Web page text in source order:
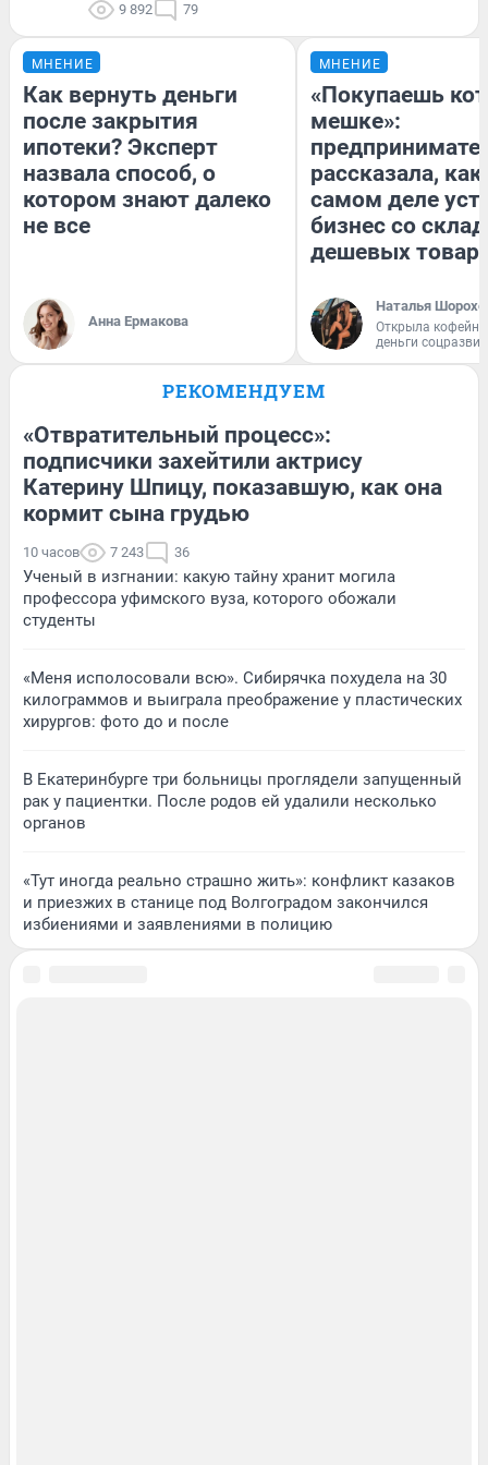
9 892 79
МНЕНИЕ
Как вернуть деньги
после закрытия
ипотеки? Эксперт
назвала способ, о
котором знают далеко
не все
Анна Ермакова
МНЕНИЕ
«Покупаешь
мешке»:
рассказала, как
самом деле
бизнес со
дешевых
Наталья
Открыла
деньги
РЕКОМЕНДУЕМ
«Отвратительный процесс»:
подписчики захейтили актрису
Катерину Шпицу, показавшую, как она
кормит сына грудью
10 часов 7 243 36
Ученый в изгнании: какую тайну хранит могила
профессора уфимского вуза, которого обожали
студенты
«Меня исполосовали всю». Сибирячка похудела на 30
килограммов и выиграла преображение у пластических
хирургов: фото до и после
В Екатеринбурге три больницы проглядели запущенный
рак у пациентки. После родов ей удалили несколько
органов
«Тут иногда реально страшно жить»: конфликт казаков
и приезжих в станице под Волгоградом закончился
избиениями и заявлениями в полицию